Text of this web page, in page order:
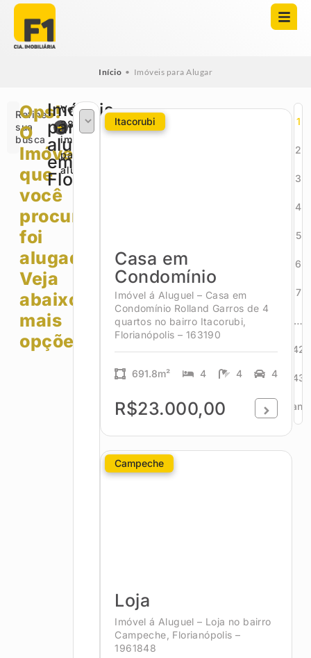
Início • Imóveis para Alugar
Refine
sua
busca
Ops!
O
Imóvel
que
você
procurava
foi
alugado.
Veja
abaixo
mais
opções!
Imóveis
para
alugar
em
Florianópolis
Veja
380
imóveis
para
alugar
Itacorubi
Casa em
Condomínio
Imóvel á Aluguel – Casa em
Condomínio Rolland Garros de 4
quartos no bairro Itacorubi,
Florianópolis – 163190
691.8m² 4 4 4
R$23.000,00
Campeche
Loja
Imóvel á Aluguel – Loja no bairro
Campeche, Florianópolis –
1961848
1
2
3
4
5
6
7
…
42
43